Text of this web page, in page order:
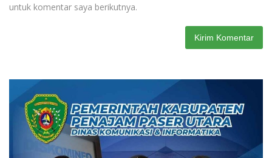
untuk komentar saya berikutnya.